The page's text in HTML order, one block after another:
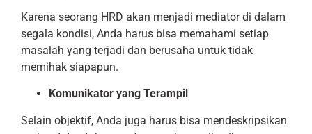
Karena seorang HRD akan menjadi mediator di dalam
segala kondisi, Anda harus bisa memahami setiap
masalah yang terjadi dan berusaha untuk tidak
memihak siapapun.
Komunikator yang Terampil
Selain objektif, Anda juga harus bisa mendeskripsikan